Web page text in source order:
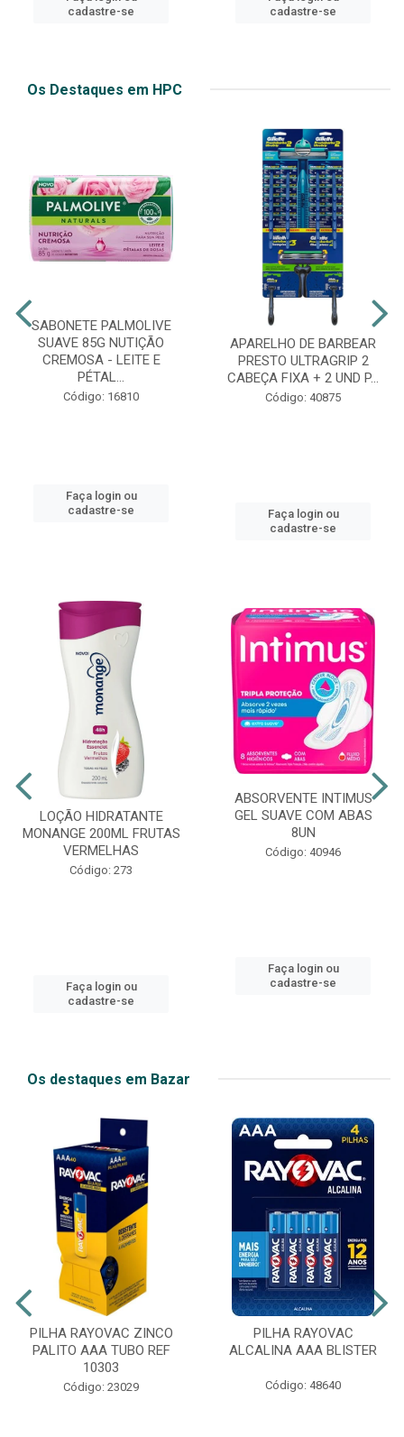
cadastre-se
cadastre-se
Os Destaques em HPC
SABONETE PALMOLIVE
SUAVE 85G NUTIÇÃO
CREMOSA - LEITE E
PÉTAL...
Código: 16810
Faça login ou
cadastre-se
APARELHO DE BARBEAR
PRESTO ULTRAGRIP 2
CABEÇA FIXA + 2 UND P...
Código: 40875
Faça login ou
cadastre-se
LOÇÃO HIDRATANTE
MONANGE 200ML FRUTAS
VERMELHAS
Código: 273
Faça login ou
cadastre-se
ABSORVENTE INTIMUS
GEL SUAVE COM ABAS
8UN
Código: 40946
Faça login ou
cadastre-se
Os destaques em Bazar
PILHA RAYOVAC ZINCO
PALITO AAA TUBO REF
10303
Código: 23029
PILHA RAYOVAC
ALCALINA AAA BLISTER
Código: 48640